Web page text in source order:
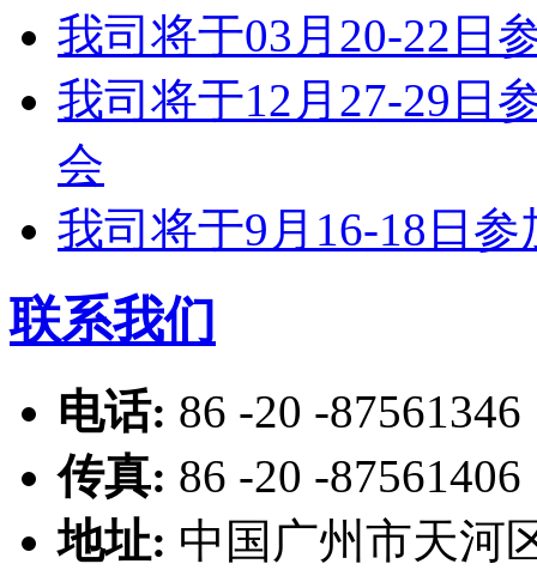
我司将于03月20-22日
我司将于12月27-29日
会
我司将于9月16-18日
联系我们
电话: 86 -20 -87561346
传真: 86 -20 -87561406
地址: 中国广州市天河